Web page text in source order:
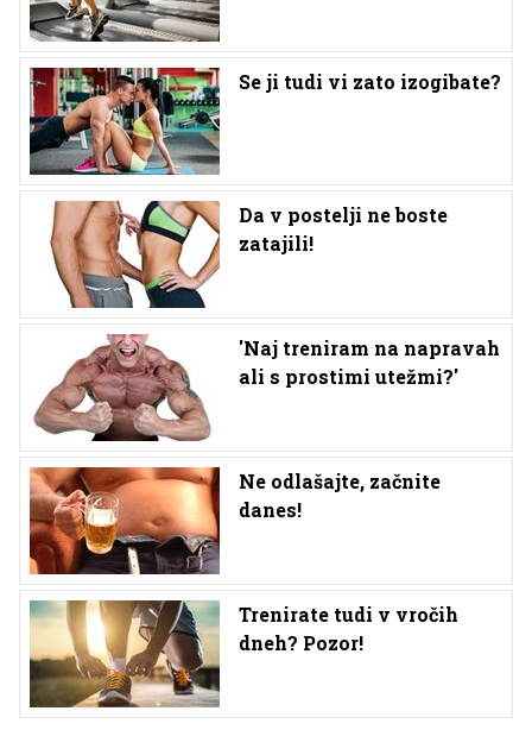
Se ji tudi vi zato izogibate?
Da v postelji ne boste
zatajili!
'Naj treniram na napravah
ali s prostimi utežmi?'
Ne odlašajte, začnite
danes!
Trenirate tudi v vročih
dneh? Pozor!